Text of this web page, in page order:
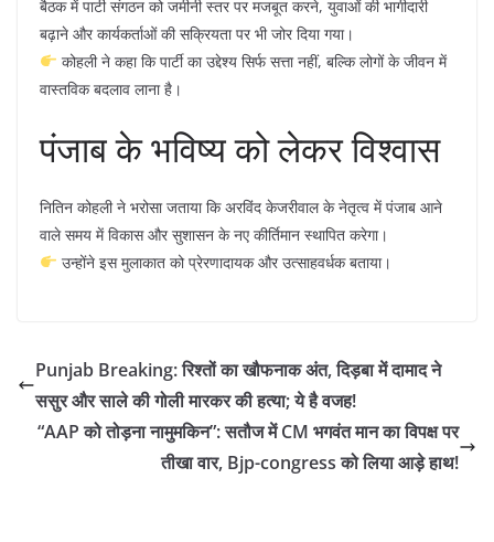
बैठक में पार्टी संगठन को जमीनी स्तर पर मजबूत करने, युवाओं की भागीदारी
बढ़ाने और कार्यकर्ताओं की सक्रियता पर भी जोर दिया गया।
कोहली ने कहा कि पार्टी का उद्देश्य सिर्फ सत्ता नहीं, बल्कि लोगों के जीवन में
वास्तविक बदलाव लाना है।
पंजाब के भविष्य को लेकर विश्वास
नितिन कोहली ने भरोसा जताया कि अरविंद केजरीवाल के नेतृत्व में पंजाब आने
वाले समय में विकास और सुशासन के नए कीर्तिमान स्थापित करेगा।
उन्होंने इस मुलाकात को प्रेरणादायक और उत्साहवर्धक बताया।
Punjab Breaking: रिश्तों का खौफनाक अंत, दिड़बा में दामाद ने
ससुर और साले की गोली मारकर की हत्या; ये है वजह!
“AAP को तोड़ना नामुमकिन”: सतौज में CM भगवंत मान का विपक्ष पर
तीखा वार, Bjp-congress को लिया आड़े हाथ!